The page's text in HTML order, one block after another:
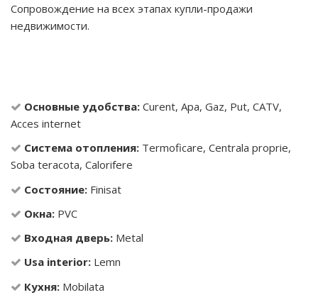
Сопровождение на всех этапах купли-продажи
недвижимости.
Основные удобства: Curent, Apa, Gaz, Put, CATV,
Acces internet
Система отопления: Termoficare, Centrala proprie,
Soba teracota, Calorifere
Состояние: Finisat
Окна: PVC
Входная дверь: Metal
Usa interior: Lemn
Кухня: Mobilata